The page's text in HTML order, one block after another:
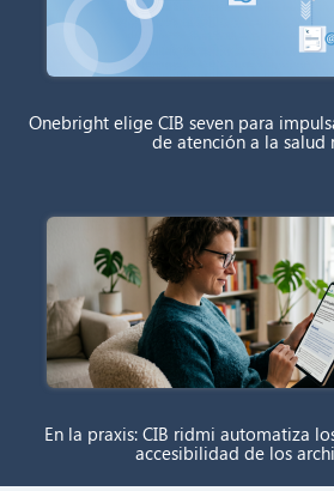
Onebright elige CIB seven para
de atención a la salud
En la praxis: CIB ridmi automatiza
accesibilidad de los